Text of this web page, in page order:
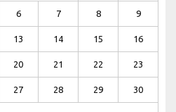
6 7 8 9
13 14 15 16
20 21 22 23
27 28 29 30